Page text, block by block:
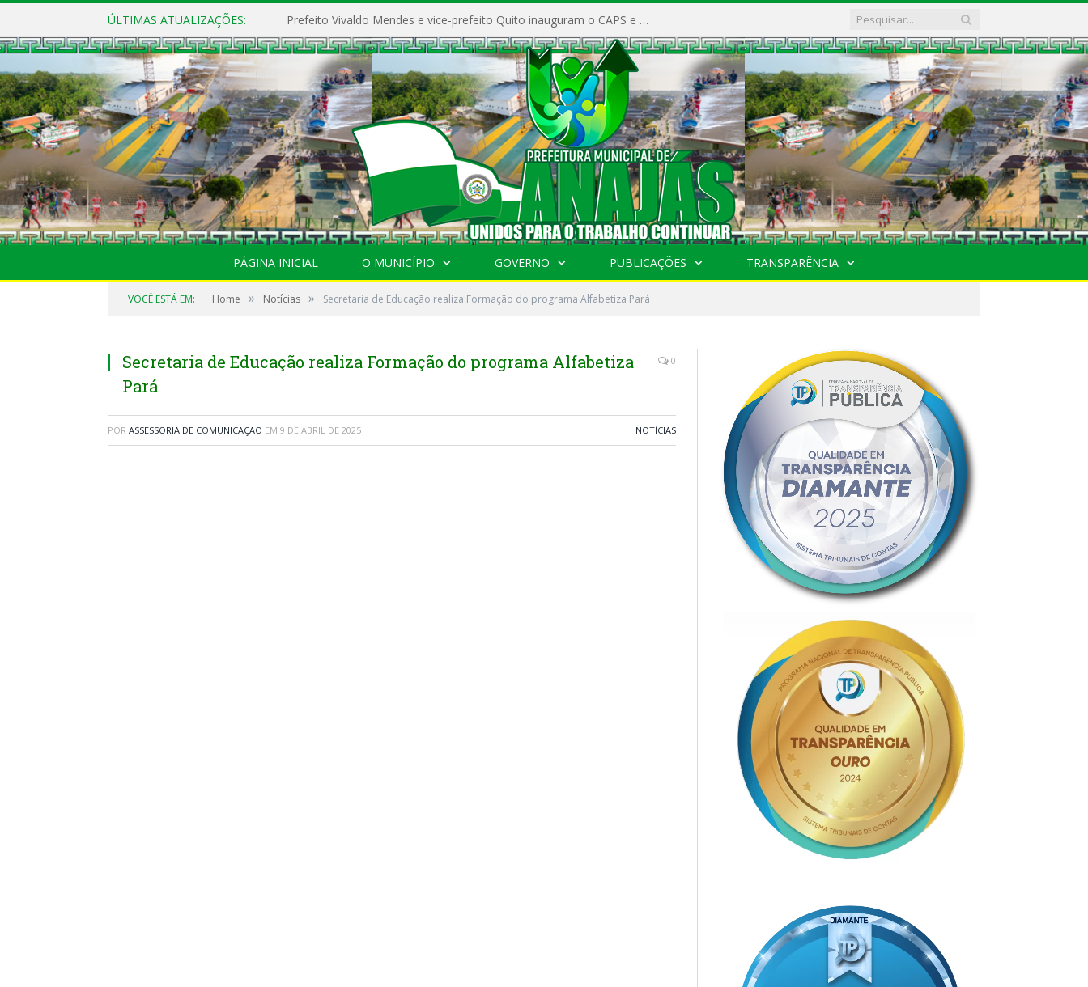
ÚLTIMAS ATUALIZAÇÕES: Prefeito Vivaldo Mendes e vice-prefeito Quito inauguram o CAPS e fortalecem a saúde pública em Anajás.
PÁGINA INICIAL O MUNICÍPIO GOVERNO PUBLICAÇÕES TRANSPARÊNCIA
VOCÊ ESTÁ EM: Home » Notícias » Secretaria de Educação realiza Formação do programa Alfabetiza Pará
Secretaria de Educação realiza Formação do programa Alfabetiza
Pará
0
POR ASSESSORIA DE COMUNICAÇÃO EM 9 DE ABRIL DE 2025 NOTÍCIAS